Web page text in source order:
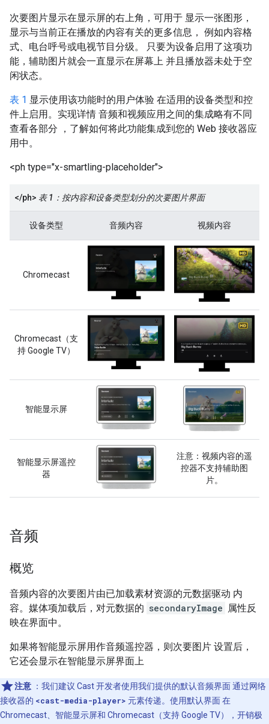
次要图片显示在显示屏的右上角，可用于 显示一张图形，
显示与当前正在播放的内容有关的更多信息， 例如内容格
式、电台呼号或电视节目分级。 只要为设备启用了这项功
能，辅助图片就会一直显示在屏幕上 并且播放器未处于空
闲状态。
表 1 显示使用该功能时的用户体验 在适用的设备类型和控
件上启用。实现详情 音频和视频应用之间的集成略有不同
查看各部分 ，了解如何将此功能集成到您的 Web 接收器应
用中。
<ph type="x-smartling-placeholder">
</ph> 表 1：按内容和设备类型划分的次要图片界面
设备类型 音频内容 视频内容
Chromecast
Chromecast（支
持 Google TV）
智能显示屏
智能显示屏遥控
器
注意：视频内容的遥
控器不支持辅助图
片。
音频
概览
音频内容的次要图片由已加载素材资源的元数据驱动 内
容。媒体项加载后，对元数据的 secondaryImage 属性反
映在界面中。
如果将智能显示屏用作音频遥控器，则次要图片 设置后，
它还会显示在智能显示屏界面上
注意 ：我们建议 Cast 开发者使用我们提供的默认音频界面 通过网络
接收器的 <cast-media-player> 元素传递。使用默认界面 在
Chromecast、智能显示屏和 Chromecast（支持 Google TV），开销极